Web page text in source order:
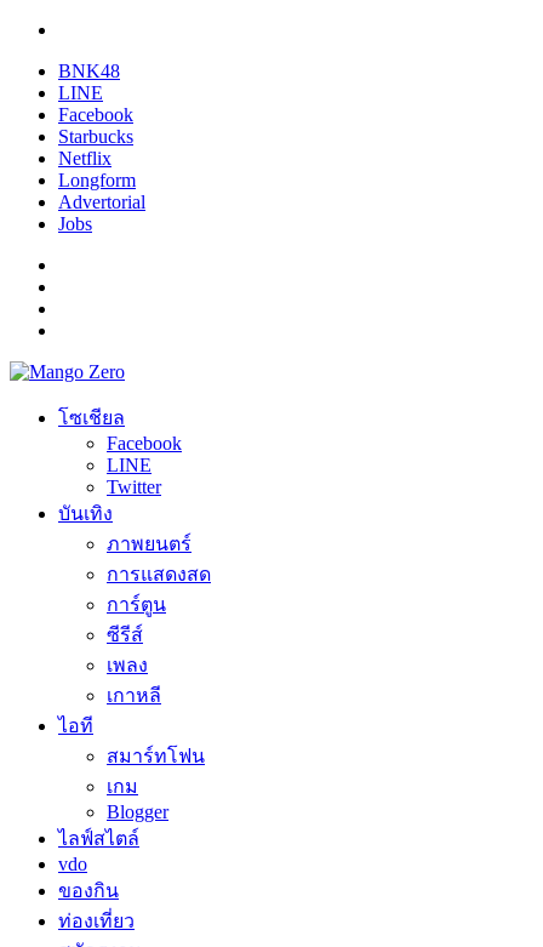
BNK48
LINE
Facebook
Starbucks
Netflix
Longform
Advertorial
Jobs
โซเชียล
Facebook
LINE
Twitter
บันเทิง
ภาพยนตร์
การแสดงสด
การ์ตูน
ซีรีส์
เพลง
เกาหลี
ไอที
สมาร์ทโฟน
เกม
Blogger
ไลฟ์สไตล์
vdo
ของกิน
ท่องเที่ยว